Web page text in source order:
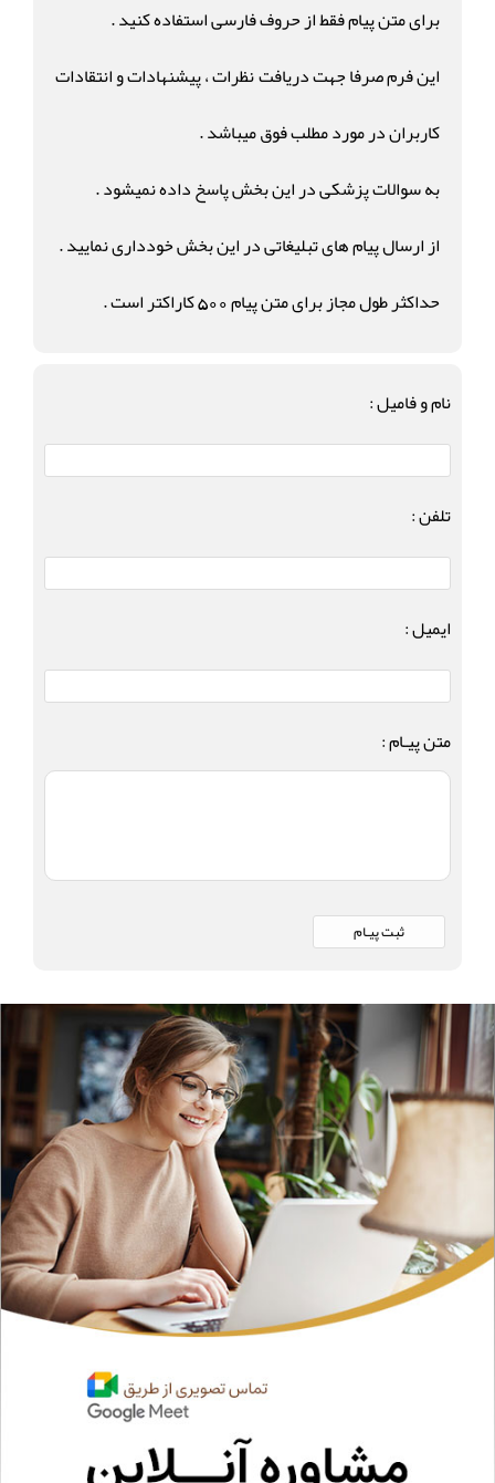
برای متن پیام فقط از حروف فارسی استفاده کنید .
این فرم صرفا جهت دریافت نظرات ، پیشنهادات و انتقادات
کاربران در مورد مطلب فوق میباشد .
به سوالات پزشکی در این بخش پاسخ داده نمیشود .
از ارسال پیام های تبلیغاتی در این بخش خودداری نمایید .
حداکثر طول مجاز برای متن پیام 500 کاراکتر است .
نام و فامیل :
تلفن :
ایمیل :
متن پیـام :